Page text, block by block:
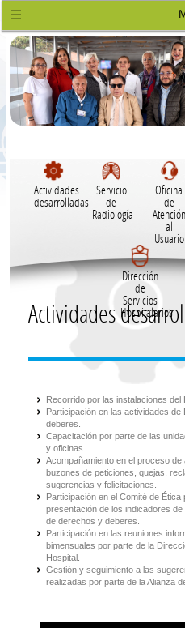
Actividades
desarrolladas
Servicio
de
Radiología
Oficina
de
Atención
al
Usuario
Dirección
de
Servicios
Hospitalarios
Actividades
Recorrido por las instalaciones del
Participación en las actividades de
deberes.
Capacitación por parte de las
y oficinas.
Acompañamiento en el proceso de
buzones de peticiones, quejas,
sugerencias y felicitaciones.
Participación en el Comité de Ética
presentación de los indicadores de
de derechos y deberes.
Participación en las reuniones
bimensuales por parte de la
Hospital.
Gestión y seguimiento a las
realizadas por parte de la Alianza